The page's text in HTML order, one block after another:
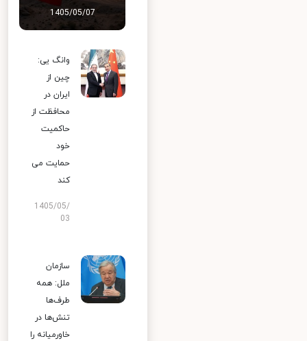
1405/05/07
وانگ یی:
چین از
ایران در
محافظت از
حاکمیت
خود
حمایت می
کند
1405/05/
03
سازمان
ملل: همه
طرف‌ها
تنش‌ها در
خاورمیانه را